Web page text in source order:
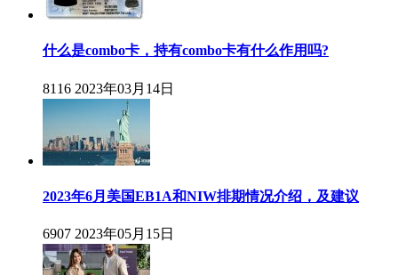
什么是combo卡，持有combo卡有什么作用吗?
8116 2023年03月14日
2023年6月美国EB1A和NIW排期情况介绍，及建议
6907 2023年05月15日